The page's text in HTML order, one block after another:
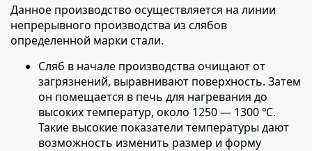
Данное производство осуществляется на линии
непрерывного производства из слябов
определенной марки стали.
Сляб в начале производства очищают от
загрязнений, выравнивают поверхность. Затем
он помещается в печь для нагревания до
высоких температур, около 1250 — 1300 ℃.
Такие высокие показатели температуры дают
возможность изменить размер и форму